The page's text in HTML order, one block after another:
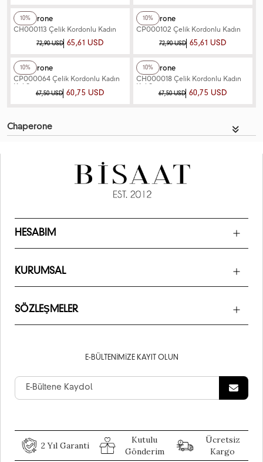
10%
Chaperone
CH000113 Çelik Kordonlu Kadın
72,90 USD 65,61 USD
10%
Chaperone
CP000102 Çelik Kordonlu Kadın
72,90 USD 65,61 USD
10%
Chaperone
CP000064 Çelik Kordonlu Kadın
Kol Saati
67,50 USD 60,75 USD
10%
Chaperone
CH000018 Çelik Kordonlu Kadın
Kol Saati
67,50 USD 60,75 USD
Chaperone
HESABIM
KURUMSAL
SÖZLEŞMELER
E-BÜLTENIMIZE KAYIT OLUN
2 Yıl Garanti
Kutulu
Gönderim
Ücretsiz
Kargo